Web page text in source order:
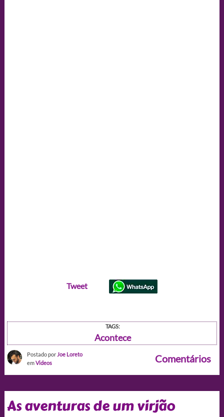
Tweet
TAGS:
Acontece
Postado por Joe Loreto
emVideos Comentários
As aventuras de um virjão